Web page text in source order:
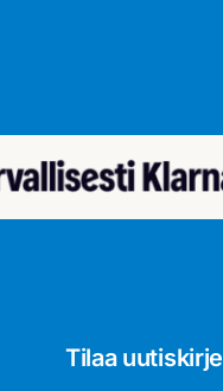
Tilaa uutiskirje